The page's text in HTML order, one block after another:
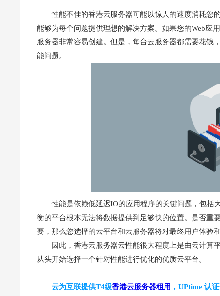
性能不佳的香港云服务器可能以惊人的速度消耗您
能够为每个问题提供理想的解决方案。如果您的Web应
服务器非常容易创建。但是，每台云服务器都需要花钱
能问题。
性能是依赖低延迟IO的应用程序的关键问题，包括
衡的平台根本无法将数据提供到足够快的位置。是否重
要，那么您选择的云平台和云服务器将对最终用户体验
因此，香港云服务器云性能很大程度上是由云计算
从头开始选择一个针对性能进行优化的优质云平台。
云为互联提供T4级香港云服务器租用 ，UPtime 认